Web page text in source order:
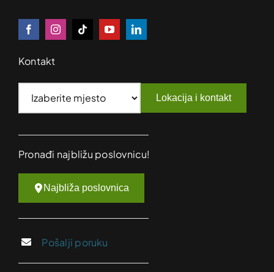
Kontakt
Lokacija i kontakt
Pronađi najbližu poslovnicu!
Najbliža poslovnica
Pošalji poruku